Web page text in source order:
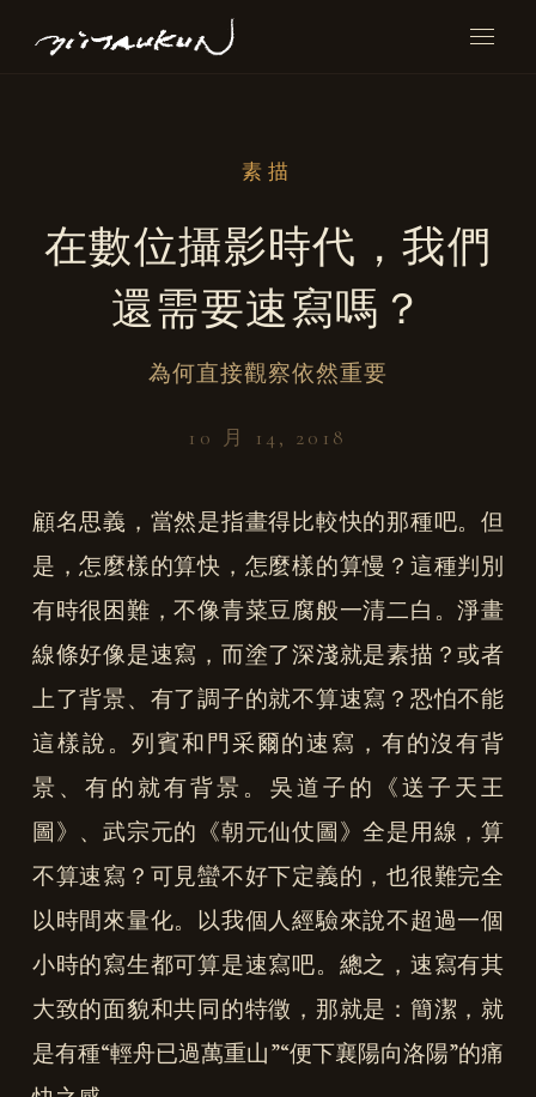
素描
在數位攝影時代，我們
還需要速寫嗎？
為何直接觀察依然重要
10 月 14, 2018
顧名思義，當然是指畫得比較快的那種吧。但
是，怎麼樣的算快，怎麼樣的算慢？這種判別
有時很困難，不像青菜豆腐般一清二白。淨畫
線條好像是速寫，而塗了深淺就是素描？或者
上了背景、有了調子的就不算速寫？恐怕不能
這樣說。列賓和門采爾的速寫，有的沒有背
景、有的就有背景。吳道子的《送子天王
圖》、武宗元的《朝元仙仗圖》全是用線，算
不算速寫？可見蠻不好下定義的，也很難完全
以時間來量化。以我個人經驗來說不超過一個
小時的寫生都可算是速寫吧。總之，速寫有其
大致的面貌和共同的特徵，那就是：簡潔，就
是有種“輕舟已過萬重山”“便下襄陽向洛陽”的痛